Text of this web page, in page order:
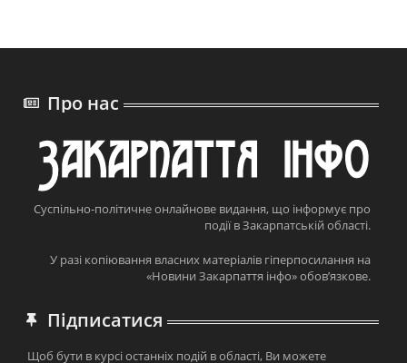
Про нас
Суспільно-політичне онлайнове видання, що інформує про
події в Закарпатській області.
У разі копіювання власних матеріалів гіперпосилання на
«Новини Закарпаття інфо» обов’язкове.
Підписатися
Щоб бути в курсі останніх подій в області, Ви можете